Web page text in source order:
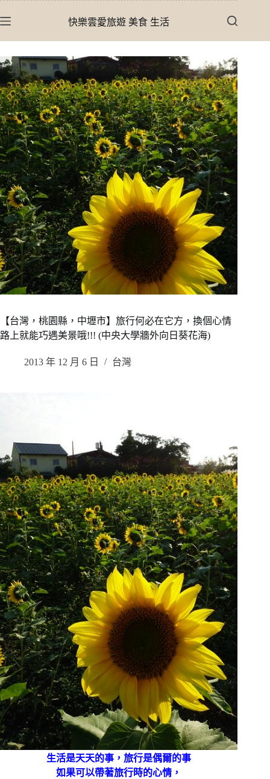
至
內
容
快樂雲愛旅遊 美食 生活
【台灣，桃園縣，中壢市】旅行何必在它方，換個心情
路上就能巧遇美景哦!!! (中央大學牆外向日葵花海)
2013 年 12 月 6 日 台灣
生活是天天的事，旅行是偶爾的事
如果可以帶著旅行時的心情，